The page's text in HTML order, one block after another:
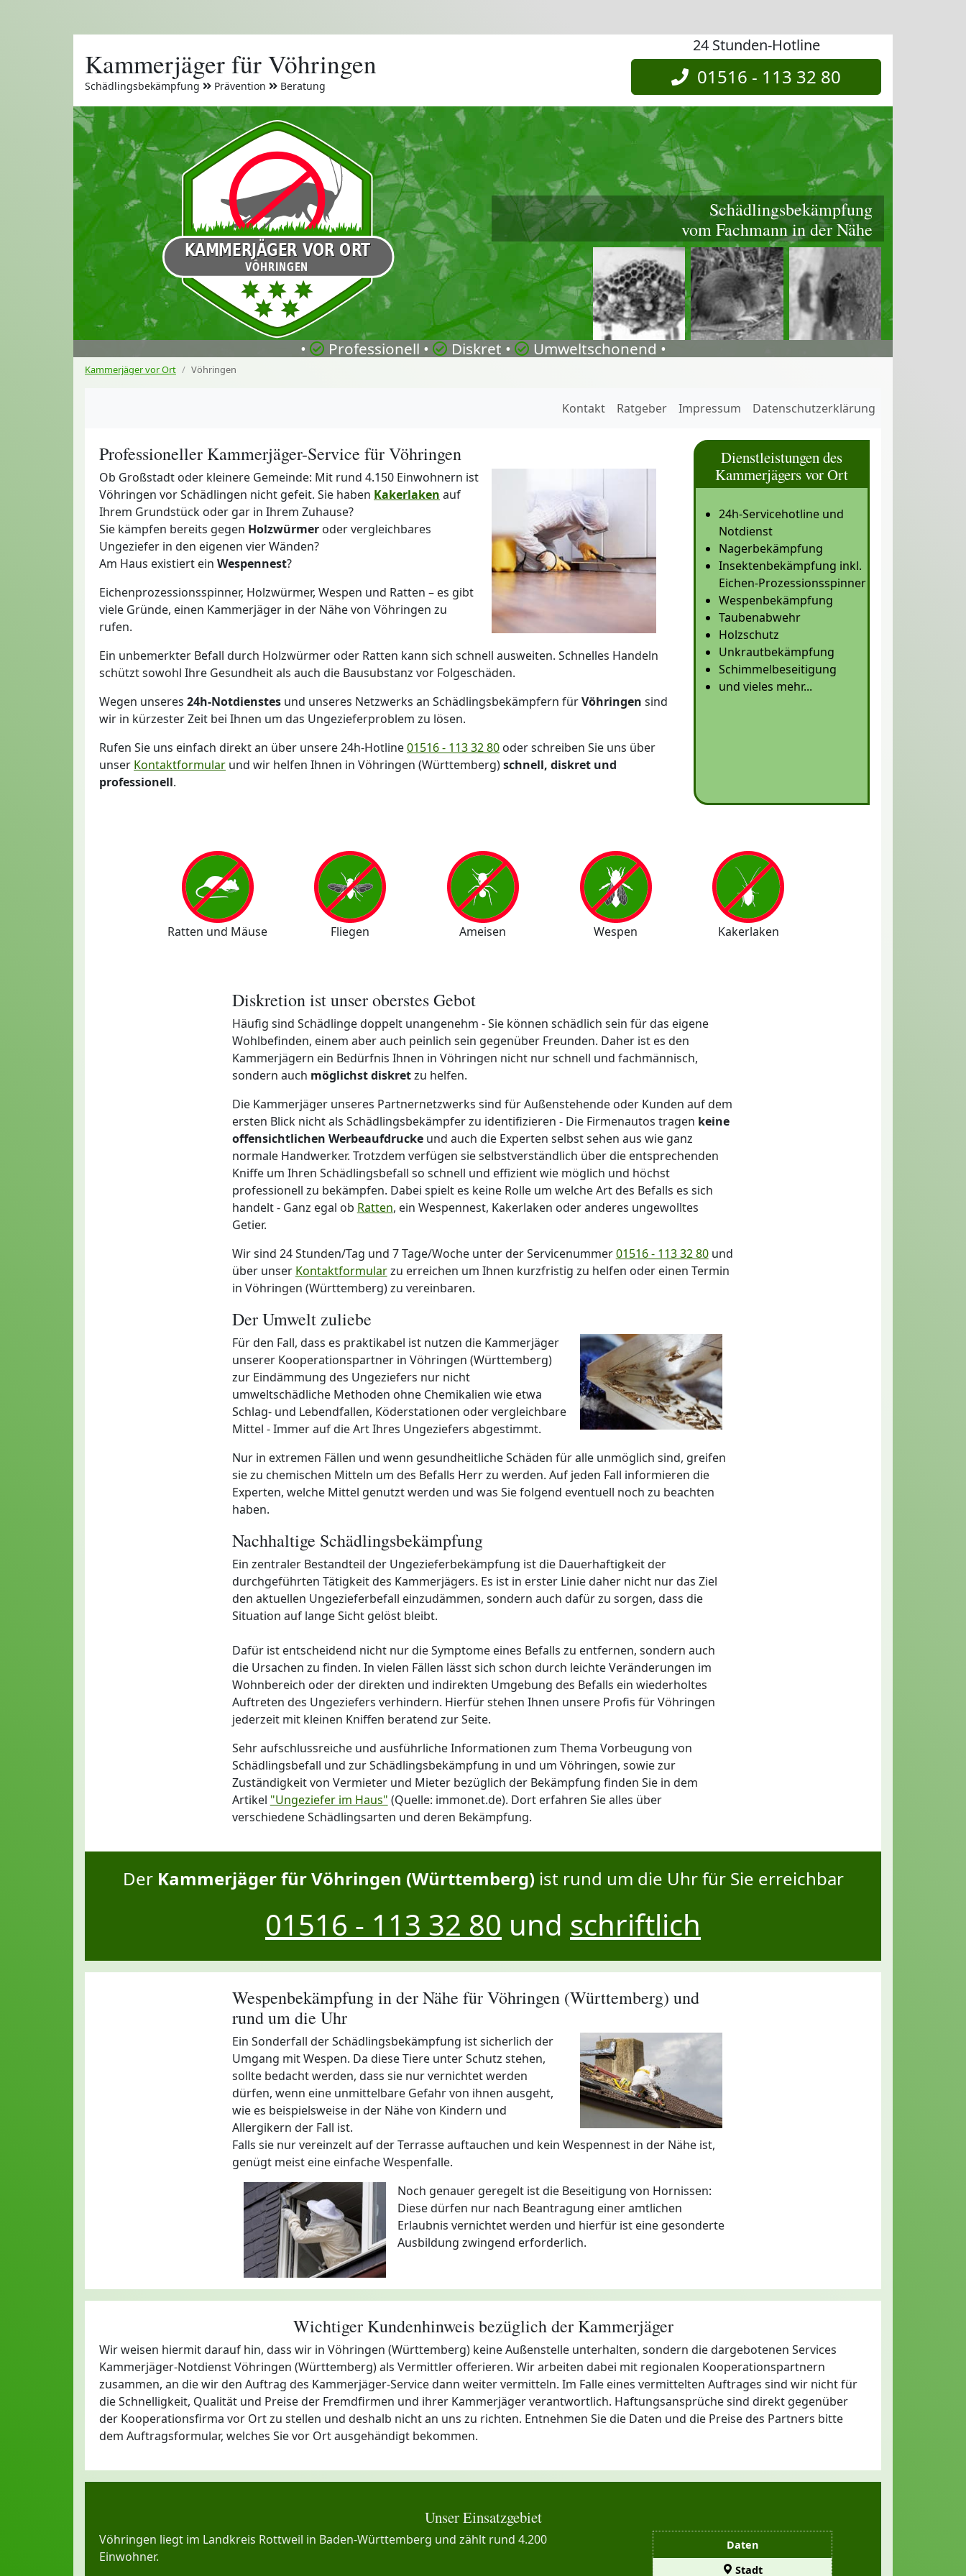
Kammerjäger für Vöhringen
Schädlingsbekämpfung Prävention Beratung
24 Stunden-Hotline
01516 - 113 32 80
Schädlingsbekämpfung
vom Fachmann in der Nähe
• Professionell • Diskret • Umweltschonend •
Kammerjäger vor Ort Vöhringen
Kontakt Ratgeber Impressum Datenschutzerklärung
Professioneller Kammerjäger-Service für Vöhringen
Ob Großstadt oder kleinere Gemeinde: Mit rund 4.150 Einwohnern ist
Vöhringen vor Schädlingen nicht gefeit. Sie haben Kakerlaken auf
Ihrem Grundstück oder gar in Ihrem Zuhause?
Sie kämpfen bereits gegen Holzwürmer oder vergleichbares
Ungeziefer in den eigenen vier Wänden?
Am Haus existiert ein Wespennest?
Eichenprozessionsspinner, Holzwürmer, Wespen und Ratten – es gibt
viele Gründe, einen Kammerjäger in der Nähe von Vöhringen zu
rufen.
Ein unbemerkter Befall durch Holzwürmer oder Ratten kann sich schnell ausweiten. Schnelles Handeln
schützt sowohl Ihre Gesundheit als auch die Bausubstanz vor Folgeschäden.
Wegen unseres 24h-Notdienstes und unseres Netzwerks an Schädlingsbekämpfern fürVöhringen sind
wir in kürzester Zeit bei Ihnen um das Ungezieferproblem zu lösen.
Rufen Sie uns einfach direkt an über unsere 24h-Hotline01516 - 113 32 80 oder schreiben Sie uns über
unser Kontaktformular und wir helfen Ihnen in Vöhringen (Württemberg)schnell, diskret und
professionell.
Dienstleistungen des
Kammerjägers vor Ort
24h-Servicehotline und
Notdienst
Nagerbekämpfung
Insektenbekämpfung inkl.
Eichen-Prozessionsspinner
Wespenbekämpfung
Taubenabwehr
Holzschutz
Unkrautbekämpfung
Schimmelbeseitigung
und vieles mehr...
Ratten und Mäuse Fliegen Ameisen Wespen Kakerlaken
Diskretion ist unser oberstes Gebot
Häufig sind Schädlinge doppelt unangenehm - Sie können schädlich sein für das eigene
Wohlbefinden, einem aber auch peinlich sein gegenüber Freunden. Daher ist es den
Kammerjägern ein Bedürfnis Ihnen in Vöhringen nicht nur schnell und fachmännisch,
sondern auch möglichst diskretzu helfen.
Die Kammerjäger unseres Partnernetzwerks sind für Außenstehende oder Kunden auf dem
ersten Blick nicht als Schädlingsbekämpfer zu identifizieren - Die Firmenautos tragen keine
offensichtlichen Werbeaufdruckeund auch die Experten selbst sehen aus wie ganz
normale Handwerker. Trotzdem verfügen sie selbstverständlich über die entsprechenden
Kniffe um Ihren Schädlingsbefall so schnell und effizient wie möglich und höchst
professionell zu bekämpfen. Dabei spielt es keine Rolle um welche Art des Befalls es sich
handelt - Ganz egal ob Ratten, ein Wespennest, Kakerlaken oder anderes ungewolltes
Getier.
Wir sind 24 Stunden/Tag und 7 Tage/Woche unter der Servicenummer01516 - 113 32 80und
über unser Kontaktformularzu erreichen um Ihnen kurzfristig zu helfen oder einen Termin
in Vöhringen (Württemberg) zu vereinbaren.
Der Umwelt zuliebe
Für den Fall, dass es praktikabel ist nutzen die Kammerjäger
unserer Kooperationspartner in Vöhringen (Württemberg)
zur Eindämmung des Ungeziefers nur nicht
umweltschädliche Methoden ohne Chemikalien wie etwa
Schlag- und Lebendfallen, Köderstationen oder vergleichbare
Mittel - Immer auf die Art Ihres Ungeziefers abgestimmt.
Nur in extremen Fällen und wenn gesundheitliche Schäden für alle unmöglich sind, greifen
sie zu chemischen Mitteln um des Befalls Herr zu werden. Auf jeden Fall informieren die
Experten, welche Mittel genutzt werden und was Sie folgend eventuell noch zu beachten
haben.
Nachhaltige Schädlingsbekämpfung
Ein zentraler Bestandteil der Ungezieferbekämpfung ist die Dauerhaftigkeit der
durchgeführten Tätigkeit des Kammerjägers. Es ist in erster Linie daher nicht nur das Ziel
den aktuellen Ungezieferbefall einzudämmen, sondern auch dafür zu sorgen, dass die
Situation auf lange Sicht gelöst bleibt.
Dafür ist entscheidend nicht nur die Symptome eines Befalls zu entfernen, sondern auch
die Ursachen zu finden. In vielen Fällen lässt sich schon durch leichte Veränderungen im
Wohnbereich oder der direkten und indirekten Umgebung des Befalls ein wiederholtes
Auftreten des Ungeziefers verhindern. Hierfür stehen Ihnen unsere Profis für Vöhringen
jederzeit mit kleinen Kniffen beratend zur Seite.
Sehr aufschlussreiche und ausführliche Informationen zum Thema Vorbeugung von
Schädlingsbefall und zur Schädlingsbekämpfung in und um Vöhringen, sowie zur
Zuständigkeit von Vermieter und Mieter bezüglich der Bekämpfung finden Sie in dem
Artikel "Ungeziefer im Haus" (Quelle: immonet.de). Dort erfahren Sie alles über
verschiedene Schädlingsarten und deren Bekämpfung.
Der Kammerjäger für Vöhringen (Württemberg)ist rund um die Uhr für Sie erreichbar
01516 - 113 32 80 und schriftlich
Wespenbekämpfung in der Nähe für Vöhringen (Württemberg) und
rund um die Uhr
Ein Sonderfall der Schädlingsbekämpfung ist sicherlich der
Umgang mit Wespen. Da diese Tiere unter Schutz stehen,
sollte bedacht werden, dass sie nur vernichtet werden
dürfen, wenn eine unmittelbare Gefahr von ihnen ausgeht,
wie es beispielsweise in der Nähe von Kindern und
Allergikern der Fall ist.
Falls sie nur vereinzelt auf der Terrasse auftauchen und kein Wespennest in der Nähe ist,
genügt meist eine einfache Wespenfalle.
Noch genauer geregelt ist die Beseitigung von Hornissen:
Diese dürfen nur nach Beantragung einer amtlichen
Erlaubnis vernichtet werden und hierfür ist eine gesonderte
Ausbildung zwingend erforderlich.
Wichtiger Kundenhinweis bezüglich der Kammerjäger
Wir weisen hiermit darauf hin, dass wir in Vöhringen (Württemberg) keine Außenstelle unterhalten, sondern die dargebotenen Services
Kammerjäger-Notdienst Vöhringen (Württemberg) als Vermittler offerieren. Wir arbeiten dabei mit regionalen Kooperationspartnern
zusammen, an die wir den Auftrag des Kammerjäger-Service dann weiter vermitteln. Im Falle eines vermittelten Auftrages sind wir nicht für
die Schnelligkeit, Qualität und Preise der Fremdfirmen und ihrer Kammerjäger verantwortlich. Haftungsansprüche sind direkt gegenüber
der Kooperationsfirma vor Ort zu stellen und deshalb nicht an uns zu richten. Entnehmen Sie die Daten und die Preise des Partners bitte
dem Auftragsformular, welches Sie vor Ort ausgehändigt bekommen.
Unser Einsatzgebiet
Daten
Stadt
Vöhringen liegt im Landkreis Rottweil in Baden-Württemberg und zählt rund 4.200
Einwohner.